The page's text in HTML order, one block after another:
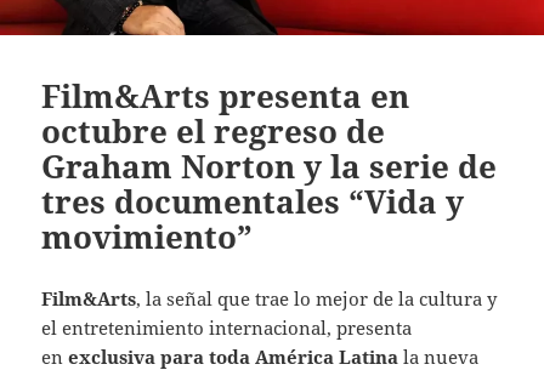
Film&Arts presenta en
octubre el regreso de
Graham Norton y la serie de
tres documentales “Vida y
movimiento”
Film&Arts, la señal que trae lo mejor de la cultura y
el entretenimiento internacional, presenta
enexclusiva para toda América Latina la nueva